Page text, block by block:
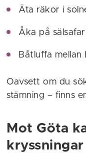
Äta räkor i
Åka på
Båtluffa mellan
Oavsett om du
stämning – finns
Mot Göta
kryssningar